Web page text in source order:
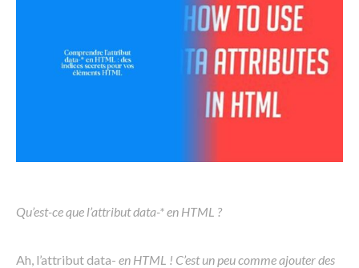
Qu’est-ce que l’attribut data-* en HTML ?
Ah, l’attribut data- en HTML ! C’est un peu comme ajouter des